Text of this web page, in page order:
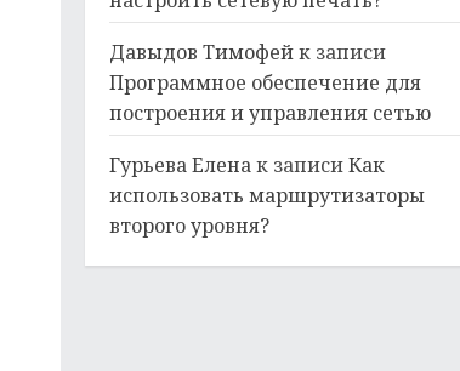
Давыдов Тимофейк записи
Программное обеспечение для
построения и управления сетью
Гурьева Еленак записиКак
использовать маршрутизаторы
второго уровня?